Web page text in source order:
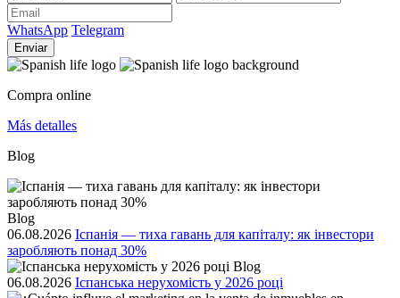
WhatsApp Telegram
Enviar
Compra online
Más detalles
Blog
Blog
06.08.2026 Іспанія — тиха гавань для капіталу: як інвестори
заробляють понад 30%
Blog
06.08.2026 Іспанська нерухомість у 2026 році